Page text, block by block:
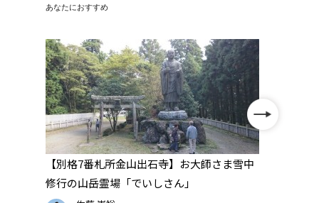
あなたにおすすめ
【別格7番札所金山出石寺】お大師さま雪中
修行の山岳霊場「でいしさん」